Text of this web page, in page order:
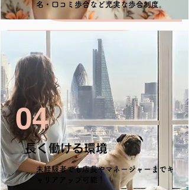
名・口コミ歩合など充実な歩合制度。
長く働ける環境
未経験者でも店長やマネージャーまでキ
ャリアアップ可能！
04